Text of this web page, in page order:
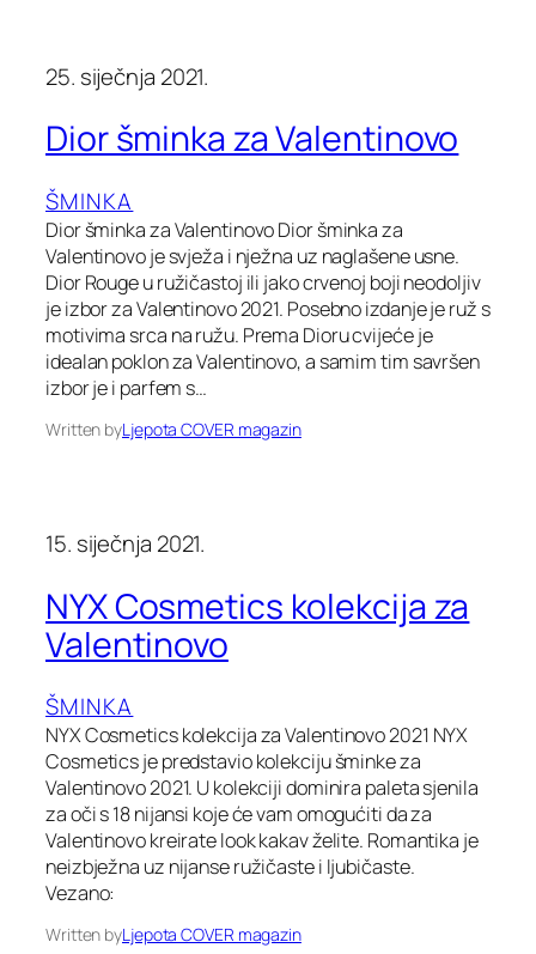
25. siječnja 2021.
Dior šminka za Valentinovo
ŠMINKA
Dior šminka za Valentinovo Dior šminka za
Valentinovo je svježa i nježna uz naglašene usne.
Dior Rouge u ružičastoj ili jako crvenoj boji neodoljiv
je izbor za Valentinovo 2021. Posebno izdanje je ruž s
motivima srca na ružu. Prema Dioru cvijeće je
idealan poklon za Valentinovo, a samim tim savršen
izbor je i parfem s…
Written byLjepota COVER magazin
15. siječnja 2021.
NYX Cosmetics kolekcija za
Valentinovo
ŠMINKA
NYX Cosmetics kolekcija za Valentinovo 2021 NYX
Cosmetics je predstavio kolekciju šminke za
Valentinovo 2021. U kolekciji dominira paleta sjenila
za oči s 18 nijansi koje će vam omogućiti da za
Valentinovo kreirate look kakav želite. Romantika je
neizbježna uz nijanse ružičaste i ljubičaste.
Vezano:
Written byLjepota COVER magazin